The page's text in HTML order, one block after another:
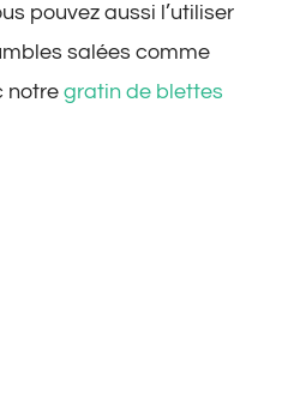
pouvez aussi l’utiliser
salées comme
notre gratin de blettes